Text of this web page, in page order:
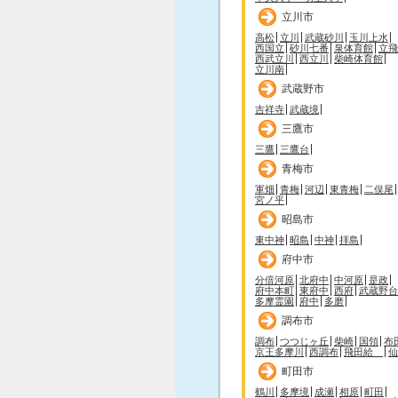
立川市
高松 立川 武蔵砂川
玉川上水
西国立 砂川七番 泉体育館 立飛
西武立川
西立川
柴崎体育館
立川南
武蔵野市
吉祥寺 武蔵境
三鷹市
三鷹 三鷹台
青梅市
軍畑 青梅 河辺 東青梅 二俣尾
宮ノ平
昭島市
東中神 昭島 中神 拝島
府中市
分倍河原 北府中 中河原 是政
府中本町 東府中 西府 武蔵野台
多摩霊園
府中 多磨
調布市
調布 つつじヶ丘 柴崎 国領 布
京王多摩川
西調布 飛田給
町田市
鶴川 多摩境 成瀬 相原 町田